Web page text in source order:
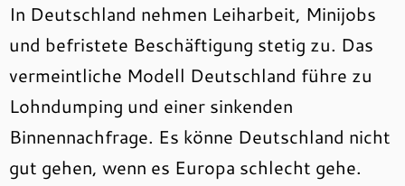
In Deutschland nehmen Leiharbeit, Minijobs
und befristete Beschäftigung stetig zu. Das
vermeintliche Modell Deutschland führe zu
Lohndumping und einer sinkenden
Binnennachfrage. Es könne Deutschland nicht
gut gehen, wenn es Europa schlecht gehe.